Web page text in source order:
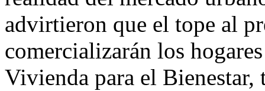
advirtieron que el tope al
comercializarán los
Vivienda para el